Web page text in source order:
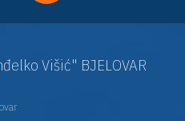
Višić" BJELOVAR